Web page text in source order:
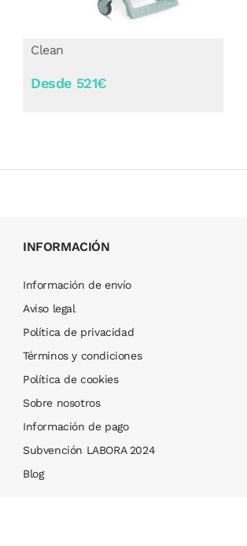
Clean
Desde 521€
INFORMACIÓN
Información de envío
Aviso legal
Política de privacidad
Términos y condiciones
Política de cookies
Sobre nosotros
Información de pago
Subvención LABORA 2024
Blog